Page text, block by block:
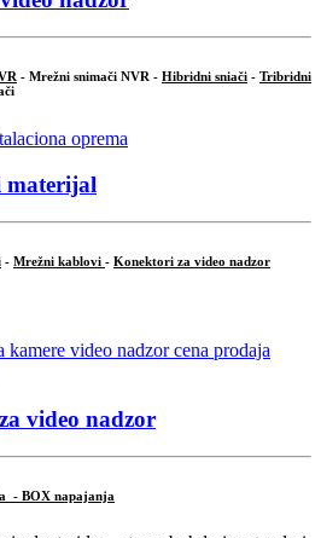
- Mrežni snimači NVR - Hibridni sniači - Tribridni
materijal
- Mrežni kablovi - Konektori za video nadzor
video nadzor
- BOX napajanja